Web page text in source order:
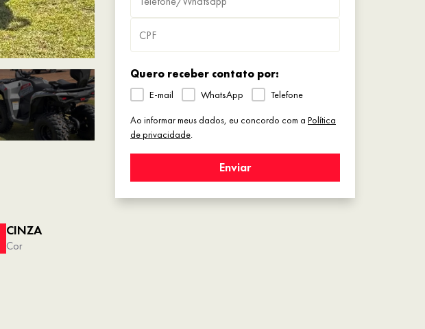
Quero receber contato por:
E-mail WhatsApp Telefone
Ao informar meus dados, eu concordo com a Política
de privacidade.
Enviar
CINZA
Cor